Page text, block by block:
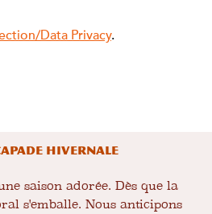
hivernale
saison adorée. Dès que la
s'emballe. Nous anticipons